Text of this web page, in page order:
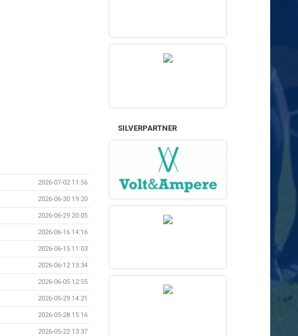
2026-07-02 11:56
2026-06-30 19:20
2026-06-29 20:05
2026-06-16 14:16
2026-06-15 11:03
2026-06-12 13:34
2026-06-05 12:55
2026-05-29 14:21
2026-05-28 15:16
2026-05-22 13:37
SILVERPARTNER